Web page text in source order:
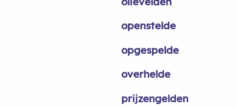
openstelde
opgespelde
overhelde
prijzengelden